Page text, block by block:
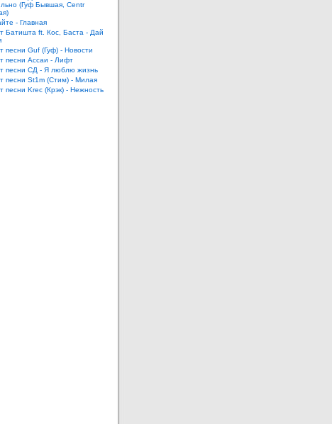
(Гуф Бывшая, Centr
- Главная
Батишта ft. Кос, Баста - Дай
песни Guf (Гуф) - Новости
песни Ассаи - Лифт
песни СД - Я люблю жизнь
песни St1m (Стим) - Милая
песни Krec (Крэк) - Нежность